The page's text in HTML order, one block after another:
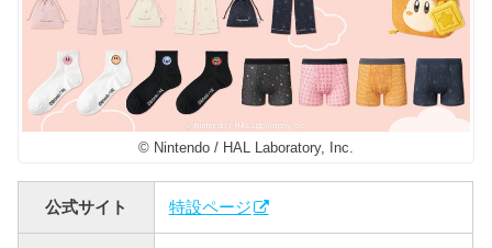
© Nintendo / HAL Laboratory, Inc.
公式サイト 特設ページ